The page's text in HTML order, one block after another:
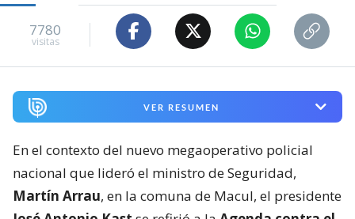
7780
visitas
VER RESUMEN
En el contexto del nuevo megaoperativo policial
nacional que lideró el ministro de Seguridad,
Martín Arrau, en la comuna de Macul, el presidente